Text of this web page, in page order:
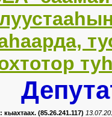
кыахтаах. (85.26.241.117)